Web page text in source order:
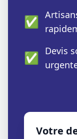
✅
✅ Devis
Votre